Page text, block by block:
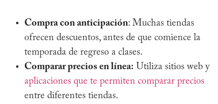
Compra con anticipación: Muchas tiendas
ofrecen descuentos, antes de que comience la
temporada de regreso a clases.
Comparar precios en línea: Utiliza sitios web y
aplicaciones que te permiten comparar precios
entre diferentes tiendas.